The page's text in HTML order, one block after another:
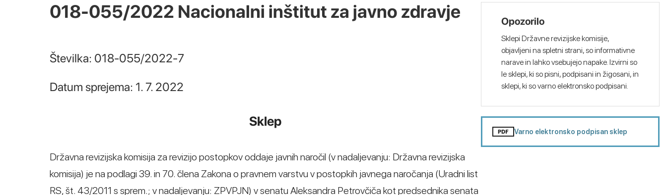
018-055/2022 Nacionalni inštitut za javno zdravje
Številka: 018-055/2022-7
Datum sprejema: 1. 7. 2022
Sklep
Državna revizijska komisija za revizijo postopkov oddaje javnih naročil (v nadaljevanju: Državna revizijska
komisija) je na podlagi 39. in 70. člena Zakona o pravnem varstvu v postopkih javnega naročanja (Uradni list
RS, št. 43/2011 s sprem.; v nadaljevanju: ZPVPJN) v senatu Aleksandra Petrovčiča kot predsednika senata
Opozorilo
Sklepi Državne revizijske komisije,
objavljeni na spletni strani, so informativne
narave in lahko vsebujejo napake. Izvirni so
le sklepi, ki so pisni, podpisani in žigosani, in
sklepi, ki so varno elektronsko podpisani.
Varno elektronsko podpisan sklep